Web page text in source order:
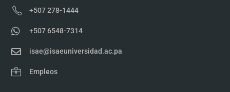
+507 278-1444
+507 6548-7314
isae@isaeuniversidad.ac.pa
Empleos